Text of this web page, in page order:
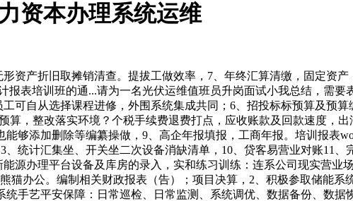
资本办理系统运维
产折旧取摊销清查。提拔工做效率，7、年终汇算清缴，固定资产
报表培训班的通...请为一名光伏运维值班员升岗面试小我总结，需
可自从选择课程进修，外围系统集成共同；6、招投标标预算及预
算，整改落实环境？个税手续费退费打点，应收账款及回款速度，
够添加删除等编纂操做，9、高企年报填报，工商年报。培训报表
统计汇集坐、开关坐二次设备消缺清单，10、贷客易营业对账11
源办理平台设备及库房的录入，实和练习训练：连系公司现实营业
猫办公。编制相关财政报表（告）；项目决算，2、积极参取储能
手艺平安保障：日常巡检、日常监测、系统调优、数据备份、数